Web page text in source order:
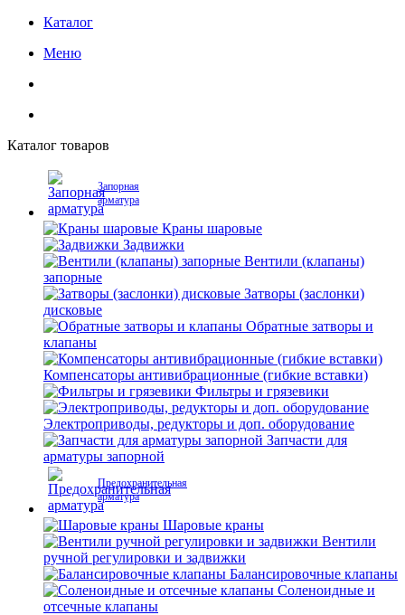
Каталог
Меню
Каталог товаров
Запорная
арматура
Краны шаровые
Задвижки
Вентили (клапаны)
запорные
Затворы (заслонки)
дисковые
Обратные затворы и
клапаны
Компенсаторы антивибрационные (гибкие вставки)
Фильтры и грязевики
Электроприводы, редукторы и доп. оборудование
Запчасти для
арматуры запорной
Предохранительная
арматура
Шаровые краны
Вентили
ручной регулировки и задвижки
Балансировочные клапаны
Соленоидные и
отсечные клапаны